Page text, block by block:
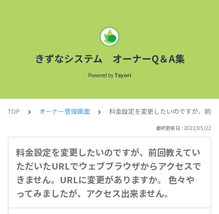
きずなシステム オーナーQ＆A集
Powered by Tayori
TOP オーナー管理画面 料金設定を変更したいのですが、前
最終更新日 : 2022/05/22
料金設定を変更したいのですが、前回教えてい
ただいたURLでウェブブラウザからアクセスで
きません。URLに変更がありますか。 色々や
ってみましたが、アクセス出来ません。